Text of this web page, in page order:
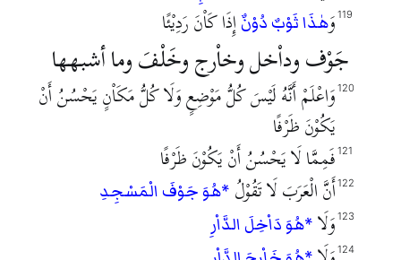
وَهٰذَا ثَوْبٌ دُوْنٌ إِذَا كَاْنَ رَدِيْئًا 119
جَوْف وداْخل وخاْرج وخَلْفَ وما أشبهها
وَاعْلَمْ أَنَّهُ لَيْسَ كُلُّ مَوْضِعٍ وَلَا كُلُّ مَكَاْنٍ يَحْسُنُ أَنْ
يَكُوْنَ ظَرْفًا
120
فَمِمَّا لَا يَحْسُنُ أَنْ يَكُوْنَ ظَرْفًا 121
أَنَّ الْعَرَبَ لَا تَقُوْلُ *هُوَ جَوْفَ الْمَسْجِدِ 122
وَلَا *هُوَ دَاْخِلَ الدَّاْرِ 123
124